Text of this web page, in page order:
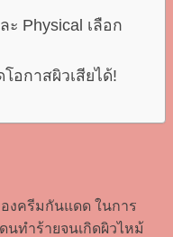
Physical เลือก
อกาสผิวเสียได้!
งครีมกันแดด ในการ
นทำร้ายจนเกิดผิวไหม้